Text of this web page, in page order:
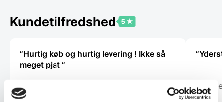
vælges
på
Kundetilfredshed
“Hurtig køb og hurtig levering ! Ikke så
meget pjat “
Helle